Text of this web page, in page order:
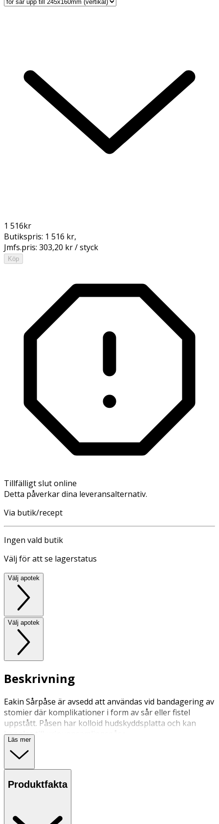
1 516kr
Butikspris: 1 516 kr,
Jmfs.pris: 303,20 kr / styck
Köp
Tillfälligt slut online
Detta påverkar dina leveransalternativ.
Via butik/recept
Ingen vald butik
Välj för att se lagerstatus
Välj apotek
Välj apotek
Beskrivning
Eakin Sårpåse är avsedd att användas vid bandagering av
stomier där komplikationer i form av sår eller fistel
uppstått. Påsen har kolloid hudskyddsplatta och kan
kopplas till urinuppsamlingspåse.
Läs mer
Produktfakta